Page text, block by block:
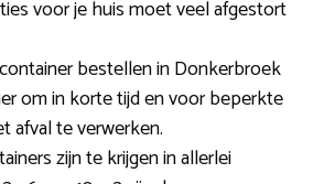
voor je huis moet veel afgestort
bestellen in Donkerbroek
om in korte tijd en voor beperkte
afval te verwerken.
zijn te krijgen in allerlei